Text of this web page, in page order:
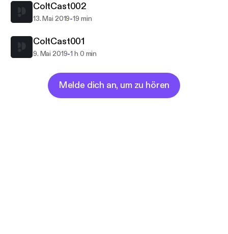
ColtCast002
13. Mai 2019-19 min
ColtCast001
9. Mai 2019-1 h 0 min
Melde dich an, um zu hören